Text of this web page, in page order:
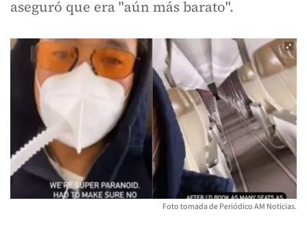
aseguró que era "aún más barato".
Foto tomada de Periódico AM Noticias.